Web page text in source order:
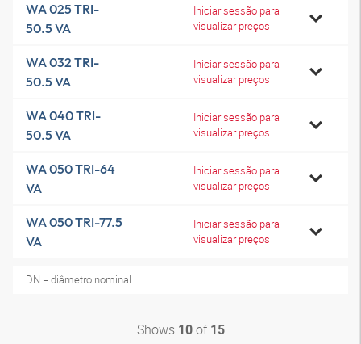
WA 025 TRI-
50.5 VA
Iniciar sessão para
visualizar preços
WA 032 TRI-
50.5 VA
Iniciar sessão para
visualizar preços
WA 040 TRI-
50.5 VA
Iniciar sessão para
visualizar preços
WA 050 TRI-64
VA
Iniciar sessão para
visualizar preços
WA 050 TRI-77.5
VA
Iniciar sessão para
visualizar preços
DN = diâmetro nominal
Shows 10of 15